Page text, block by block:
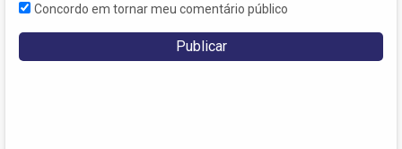
Concordo em tornar meu comentário público